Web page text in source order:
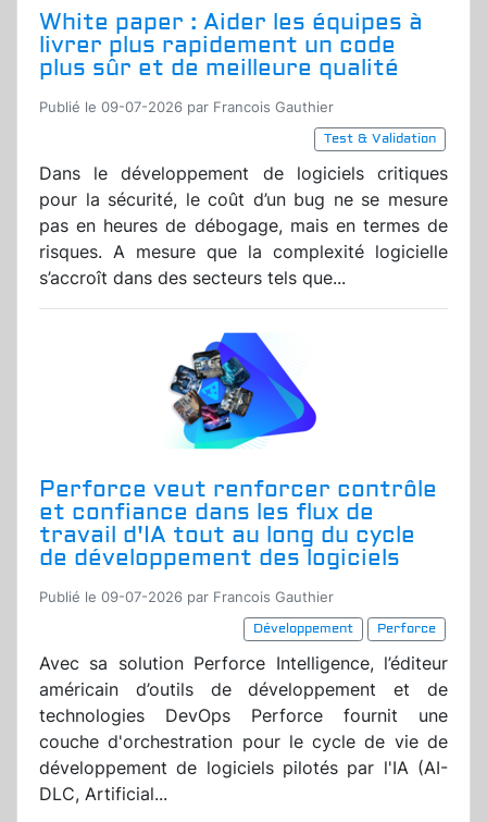
White paper : Aider les équipes à
livrer plus rapidement un code
plus sûr et de meilleure qualité
Publié le 09-07-2026 par Francois Gauthier
Test & Validation
Dans le développement de logiciels critiques
pour la sécurité, le coût d’un bug ne se mesure
pas en heures de débogage, mais en termes de
risques. A mesure que la complexité logicielle
s’accroît dans des secteurs tels que...
Perforce veut renforcer contrôle
et confiance dans les flux de
travail d'IA tout au long du cycle
de développement des logiciels
Publié le 09-07-2026 par Francois Gauthier
Développement
Perforce
Avec sa solution Perforce Intelligence, l’éditeur
américain d’outils de développement et de
technologies DevOps Perforce fournit une
couche d'orchestration pour le cycle de vie de
développement de logiciels pilotés par l'IA (AI-
DLC, Artificial...